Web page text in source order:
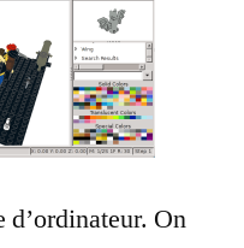
d’ordinateur. On